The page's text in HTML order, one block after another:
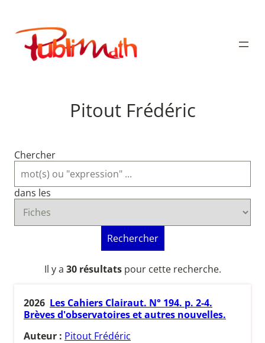
contenu
Publimath
Pitout Frédéric
Chercher
dans les
Rechercher
Il y a 30 résultatspour cette recherche.
2026 Les Cahiers Clairaut. N° 194. p. 2-4.
Brèves d'observatoires et autres nouvelles.
Auteur : Pitout Frédéric